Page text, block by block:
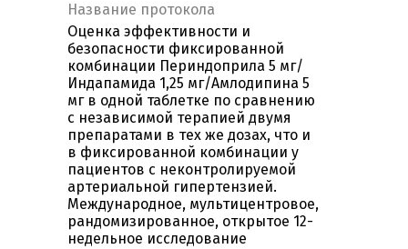
Название протокола
Оценка эффективности и
безопасности фиксированной
комбинации Периндоприла 5 мг/
Индапамида 1,25 мг/Амлодипина 5
мг в одной таблетке по сравнению
с независимой терапией двумя
препаратами в тех же дозах, что и
в фиксированной комбинации у
пациентов с неконтролируемой
артериальной гипертензией.
Международное, мультицентровое,
рандомизированное, открытое 12-
недельное исследование